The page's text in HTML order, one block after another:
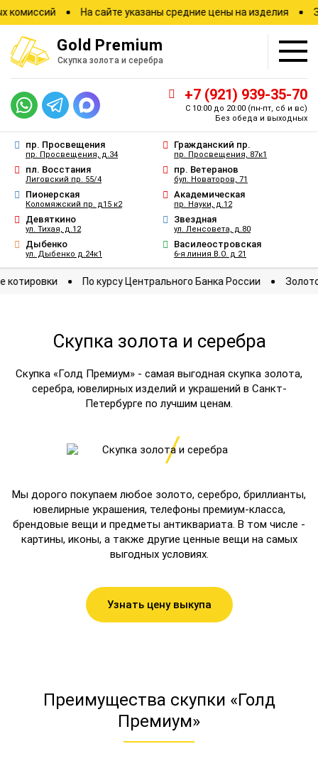
На сайте указаны средние цены на изделия
Gold Premium
Скупка золота и серебра
пр. Просвещения
пр. Просвещения, д.34
Гражданский пр.
пр. Просвещения, 87к1
пл. Восстания
Лиговский пр. 55/4
пр. Ветеранов
бул. Новаторов, 71
Пионерская
Коломяжский пр. д15 к2
Академическая
пр. Науки, д.12
Девяткино
ул. Тихая, д.12
Звездная
ул. Ленсовета, д.80
Дыбенко
ул. Дыбенко д.24к1
Василеостровская
6-я линия В.О. д 21
+7 (921) 939-35-70
С 10:00 до 20:00 (пн-пт, сб и вс)
Без обеда и выходных
котировки По курсу Центрального Банка России
Скупка золота и серебра
Скупка «Голд Премиум» - самая выгодная скупка золота,
серебра, ювелирных изделий и украшений в Санкт-
Петербурге по лучшим ценам.
Мы дорого покупаем любое золото, серебро, бриллианты,
ювелирные украшения, телефоны премиум-класса,
брендовые вещи и предметы антиквариата. В том числе -
картины, иконы, а также другие ценные вещи на самых
выгодных условиях.
Узнать цену выкупа
Преимущества скупки «Голд
Премиум»